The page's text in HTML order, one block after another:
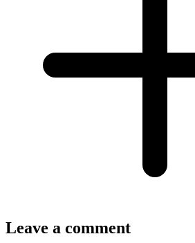
Leave a comment